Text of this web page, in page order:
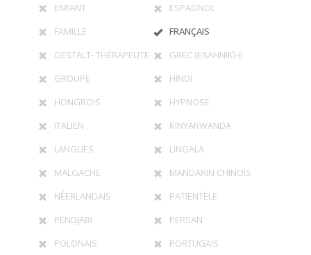
ENFANT
ESPAGNOL
FAMILLE
FRANÇAIS
GESTALT- THÉRAPEUTE
GREC (ΕΛΛΗΝΙΚΉ)
GROUPE
HINDI
HONGROIS
HYPNOSE
ITALIEN
KINYARWANDA
LANGUES
LINGALA
MALGACHE
MANDARIN CHINOIS
NÉERLANDAIS
PATIENTÈLE
PENDJABI
PERSAN
POLONAIS
PORTUGAIS